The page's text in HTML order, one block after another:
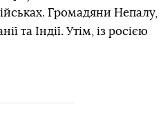
Громадяни Непалу,
та Індії. Утім, із росією